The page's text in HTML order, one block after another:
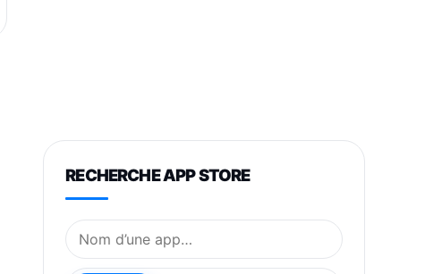
RECHERCHE APP STORE
Nom de l’application